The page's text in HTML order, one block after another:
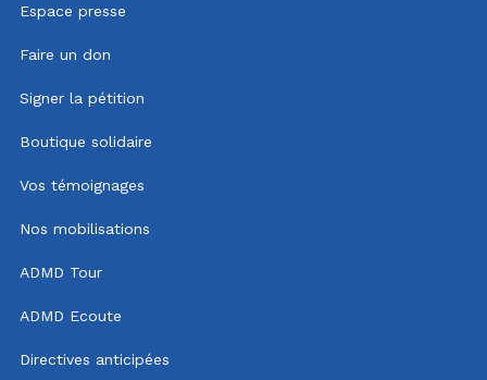
Espace presse
Faire un don
Signer la pétition
Boutique solidaire
Vos témoignages
Nos mobilisations
ADMD Tour
ADMD Ecoute
Directives anticipées